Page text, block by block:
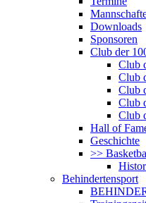
Downloads
Sponsoren
Club der
Club
Club
Club
Club
Club
Hall of
Geschichte
>>
Behindertensport